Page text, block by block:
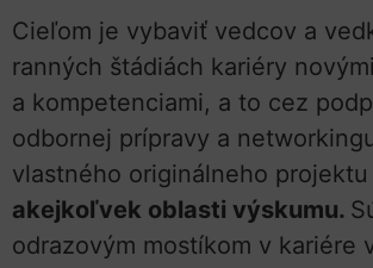
Cieľom je vybaviť vedcov a
ranných štádiách kariéry
a kompetenciami, a to cez
odbornej prípravy a
vlastného originálneho projektu
akejkoľvek oblasti výskumu.
odrazovým mostíkom v kariére